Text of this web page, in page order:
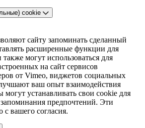
cookie
сайту запоминать сделанный
расширенные функции для
могут использоваться для
на сайт сервисов
от Vimeo, виджетов социальных
ваш опыт взаимодействия
могут устанавливать свои cookie для
предпочтений. Эти
с вашего согласия.